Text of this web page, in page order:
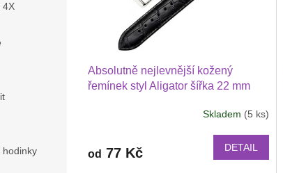
4X
hodinky
Absolutně nejlevnější kožený
řemínek styl Aligator šířka 22 mm
Watch GT 2 PRO Xiaomi GTS GTR
Skladem (5 ks)
od 77 Kč DETAIL